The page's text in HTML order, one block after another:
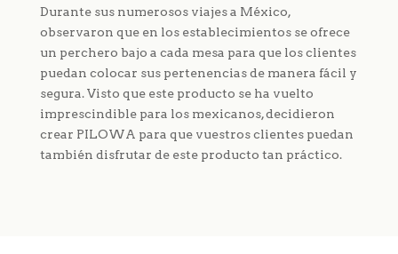
Durante sus numerosos viajes a México,
observaron que en los establecimientos se ofrece
un perchero bajo a cada mesa para que los clientes
puedan colocar sus pertenencias de manera fácil y
segura. Visto que este producto se ha vuelto
imprescindible para los mexicanos, decidieron
crear PILOWA para que vuestros clientes puedan
también disfrutar de este producto tan práctico.